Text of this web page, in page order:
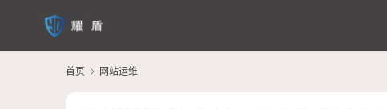
首页 网站运维